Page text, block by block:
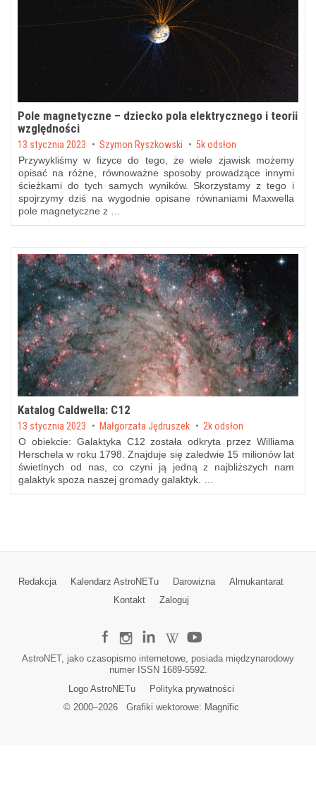
Pole magnetyczne – dziecko pola elektrycznego i teorii
względności
Posted on
13 stycznia 2023 bySzymon Ryszkowski 5k odsłon
Przywykliśmy w fizyce do tego, że wiele zjawisk możemy
opisać na różne, równoważne sposoby prowadzące innymi
ścieżkami do tych samych wyników. Skorzystamy z tego i
spojrzymy dziś na wygodnie opisane równaniami Maxwella
pole magnetyczne z …
Katalog Caldwella: C12
Posted on
13 stycznia 2023 by Małgorzata Jędruszek 2k odsłon
O obiekcie: Galaktyka C12 została odkryta przez Williama
Herschela w roku 1798. Znajduje się zaledwie 15 milionów lat
świetlnych od nas, co czyni ją jedną z najbliższych nam
galaktyk spoza naszej gromady galaktyk. …
Redakcja Kalendarz AstroNETu Darowizna
Almukantarat
Kontakt
Zaloguj
AstroNET, jako czasopismo internetowe, posiada międzynarodowy
numer ISSN 1689-5592.
Logo AstroNETu
Polityka prywatności
© 2000–2026Grafiki wektorowe: Magnific